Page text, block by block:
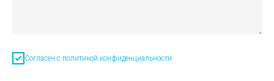
Согласен с политикой конфиденциальности